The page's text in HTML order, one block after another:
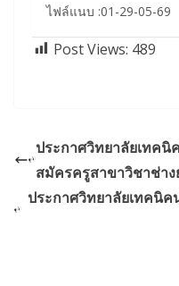
ไฟล์แนบ :01-29-05-69
Post Views: 489
ประกาศวิทยาลัยเทคนิ
สมัครครูสาขาวิชาช่า
ประกาศวิทยาลัยเทคนิค